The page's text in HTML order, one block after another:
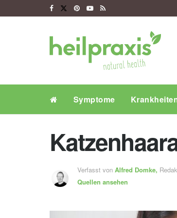
Symptome
Verfasst von Alfred Domke,
Quellen ansehen